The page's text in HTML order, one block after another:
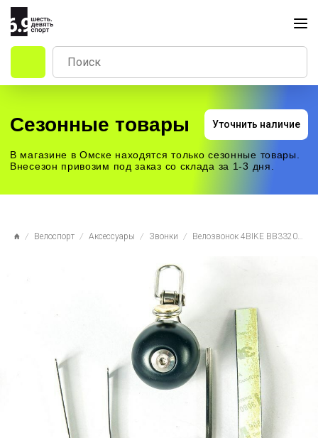
Сезонные товары
В магазине в Омске находятся только сезонные товары.
Внесезон привозим под заказ со склада за 1-3 дня.
Велоспорт Аксессуары Звонки